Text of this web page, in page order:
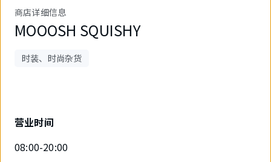
商店详细信息
MOOOSH SQUISHY
时装、时尚杂货
营业时间
08:00-20:00